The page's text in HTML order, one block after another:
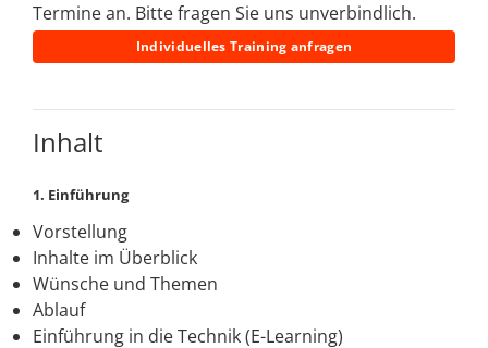
Termine an. Bitte fragen Sie uns unverbindlich.
Individuelles Training anfragen
Inhalt
1. Einführung
Vorstellung
Inhalte im Überblick
Wünsche und Themen
Ablauf
Einführung in die Technik (E-Learning)